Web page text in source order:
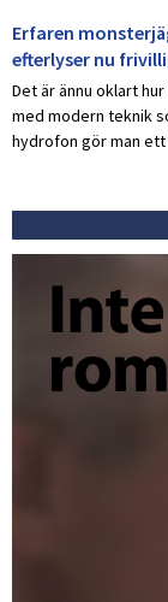
Erfaren
efterlyser nu
Det är ännu oklart
med modern teknik
hydrofon gör man